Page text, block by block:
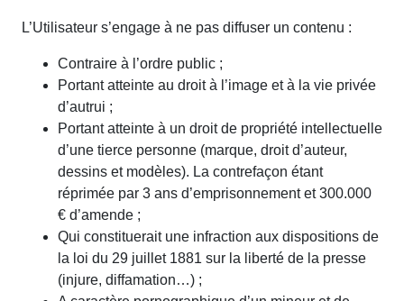
L’Utilisateur s’engage à ne pas diffuser un contenu :
Contraire à l’ordre public ;
Portant atteinte au droit à l’image et à la vie privée
d’autrui ;
Portant atteinte à un droit de propriété intellectuelle
d’une tierce personne (marque, droit d’auteur,
dessins et modèles). La contrefaçon étant
réprimée par 3 ans d’emprisonnement et 300.000
€ d’amende ;
Qui constituerait une infraction aux dispositions de
la loi du 29 juillet 1881 sur la liberté de la presse
(injure, diffamation…) ;